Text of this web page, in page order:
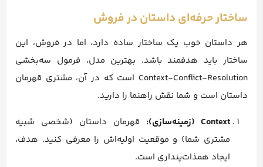
ساختار حرفه‌ای داستان در فروش
هر داستان خوب یک ساختار ساده دارد، اما در فروش، این
ساختار باید هدفمند باشد. بهترین مدل، فرمول سه‌بخشی
Context-Conflict-Resolution است که در آن، مشتری قهرمان
داستان است و شما نقش راهنما را دارید.
Context (زمینه‌سازی):
قهرمان داستان (شخصی شبیه
مشتری شما) و موقعیت اولیه‌اش را معرفی کنید. هدف،
ایجاد همذات‌پنداری است.